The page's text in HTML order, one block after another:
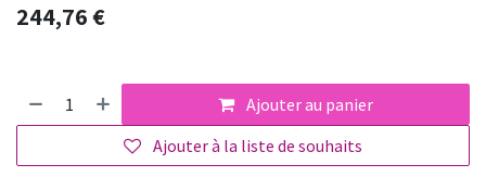
244,76€
Ajouter au panier
Ajouter à la liste de souhaits